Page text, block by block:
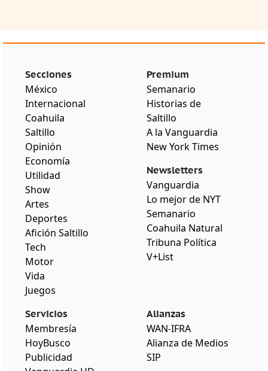
Secciones
México
Internacional
Coahuila
Saltillo
Opinión
Economía
Utilidad
Show
Artes
Deportes
Afición Saltillo
Tech
Motor
Vida
Juegos
Premium
Semanario
Historias de
Saltillo
A la Vanguardia
New York Times
Newsletters
Vanguardia
Lo mejor de NYT
Semanario
Coahuila Natural
Tribuna Política
V+List
Servicios
Membresía
HoyBusco
Publicidad
Alianzas
WAN-IFRA
Alianza de Medios
SIP